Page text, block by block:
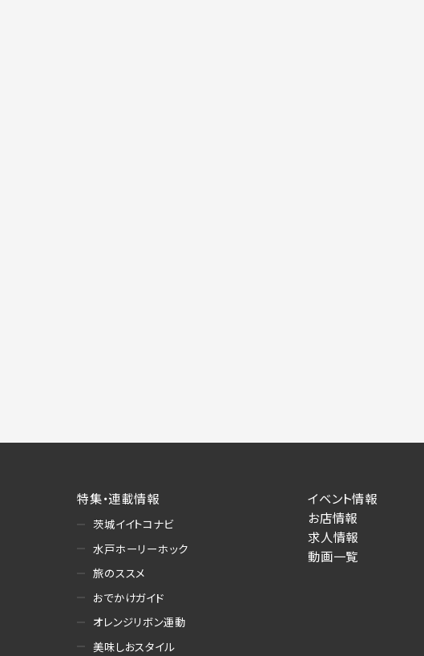
特集・連載情報
茨城イイトコナビ
水戸ホーリーホック
旅のススメ
おでかけガイド
オレンジリボン運動
美味しおスタイル
イベント情報
お店情報
求人情報
動画一覧